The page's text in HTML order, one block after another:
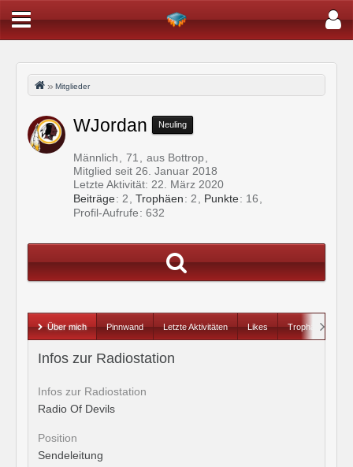
Mitglieder
WJordan Neuling
Männlich 71
aus Bottrop
Mitglied seit 26. Januar 2018
Letzte Aktivität: 22. März 2020
Beiträge 2 Trophäen 2 Punkte
16
Profil-Aufrufe
632
Über mich Pinnwand Letzte Aktivitäten Likes Trophäen
Infos zur Radiostation
Infos zur Radiostation
Radio Of Devils
Position
Sendeleitung